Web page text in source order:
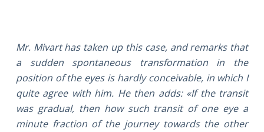
Mr. Mivart has taken up this case, and remarks that
a sudden spontaneous transformation in the
position of the eyes is hardly conceivable, in which I
quite agree with him. He then adds: «If the transit
was gradual, then how such transit of one eye a
minute fraction of the journey towards the other